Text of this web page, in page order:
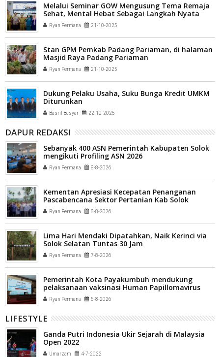
Melalui Seminar GOW Mengusung Tema Remaja
Sehat, Mental Hebat Sebagai Langkah Nyata
Mewujudkan Generasi Emas 2045
Ryan Permana 21-10-2025
Stan GPM Pemkab Padang Pariaman, di halaman
Masjid Raya Padang Pariaman
Ryan Permana 21-10-2025
Dukung Pelaku Usaha, Suku Bunga Kredit UMKM
Diturunkan
Basril Basyar 22-10-2025
DAPUR REDAKSI
Sebanyak 400 ASN Pemerintah Kabupaten Solok
mengikuti Profiling ASN 2026
Ryan Permana 8-8-2026
Kementan Apresiasi Kecepatan Penanganan
Pascabencana Sektor Pertanian Kab Solok
Ryan Permana 8-8-2026
Lima Hari Mendaki Dipatahkan, Naik Kerinci via
Solok Selatan Tuntas 30 Jam
Ryan Permana 7-8-2026
Pemerintah Kota Payakumbuh mendukung
pelaksanaan vaksinasi Human Papillomavirus
(HPV) bagi aparatur sipil negara (ASN) dan
masyarakat
Ryan Permana 6-8-2026
LIFESTYLE
Ganda Putri Indonesia Ukir Sejarah di Malaysia
Open 2022
Umarzam 4-7-2022